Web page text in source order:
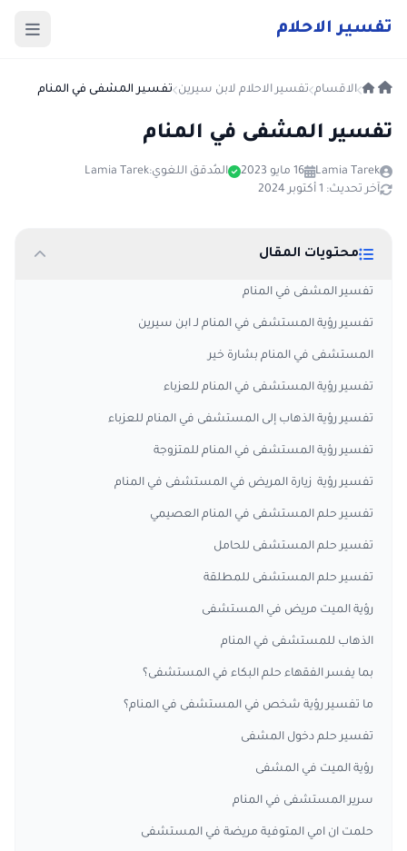
تفسير الاحلام
الاقسام تفسير الاحلام لابن سيرين تفسير المشفى في المنام
تفسير المشفى في المنام
Lamia Tarek 16 مايو 2023 المُدقق اللغوي:Lamia Tarek
آخر تحديث: 1 أكتوبر 2024
محتويات المقال
تفسير المشفى في المنام
تفسير رؤية المستشفى في المنام لـ ابن سيرين
المستشفى في المنام بشارة خير
تفسير رؤية المستشفى في المنام للعزباء
تفسير رؤية الذهاب إلى المستشفى في المنام للعزباء
تفسير رؤية المستشفى في المنام للمتزوجة
تفسير رؤية زيارة المريض في المستشفى في المنام
تفسير حلم المستشفى في المنام العصيمي
تفسير حلم المستشفى للحامل
تفسير حلم المستشفى للمطلقة
رؤية الميت مريض في المستشفى
الذهاب للمستشفى في المنام
بما يفسر الفقهاء حلم البكاء في المستشفى؟
ما تفسير رؤية شخص في المستشفى في المنام؟
تفسير حلم دخول المشفى
رؤية الميت في المشفى
سرير المستشفى في المنام
حلمت ان امي المتوفية مريضة في المستشفى